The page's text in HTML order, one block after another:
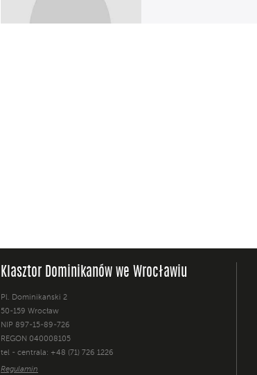
Klasztor Dominikanów we Wrocławiu
Pl. Dominikański 2
50-159 Wrocław
NIP 897-15-89-726
REGON 040008105
tel - centrala: +48 (71) 726 1226
Regulamin